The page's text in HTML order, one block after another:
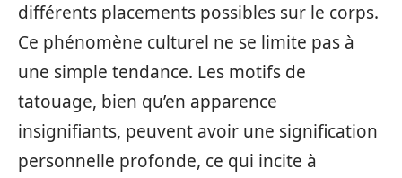
différents placements possibles sur le corps.
Ce phénomène culturel ne se limite pas à
une simple tendance. Les motifs de
tatouage, bien qu’en apparence
insignifiants, peuvent avoir une signification
personnelle profonde, ce qui incite à